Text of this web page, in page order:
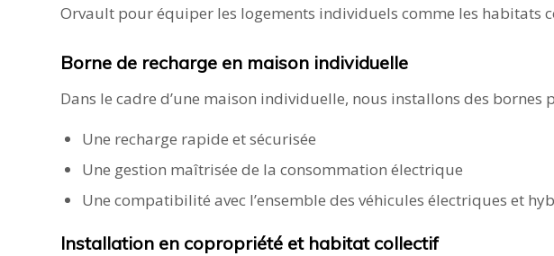
Orvault pour équiper les logements individuels comme les habitats
Borne de recharge en maison individuelle
Dans le cadre d’une maison individuelle, nous installons des bornes
Une recharge rapide et sécurisée
Une gestion maîtrisée de la consommation électrique
Une compatibilité avec l’ensemble des véhicules électriques et
Installation en copropriété et habitat collectif